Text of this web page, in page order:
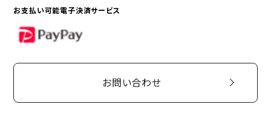
お支払い可能電子決済サービス
PayPay
お問い合わせ